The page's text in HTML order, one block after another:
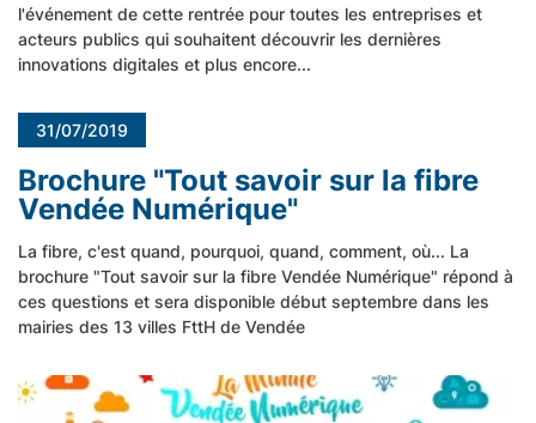
l'événement de cette rentrée pour toutes les entreprises et
acteurs publics qui souhaitent découvrir les dernières
innovations digitales et plus encore...
31/07/2019
Brochure "Tout savoir sur la fibre
Vendée Numérique"
La fibre, c'est quand, pourquoi, quand, comment, où... La
brochure "Tout savoir sur la fibre Vendée Numérique" répond à
ces questions et sera disponible début septembre dans les
mairies des 13 villes FttH de Vendée